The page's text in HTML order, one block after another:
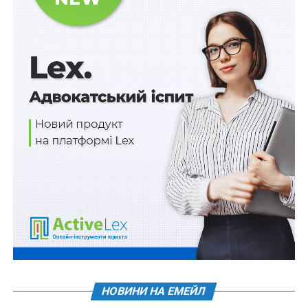
Положенням про Премію Кабінету Міністрів України
за вагомий внесок у забезпечення енергетичної
, затвердженим постановою від 18
лютого 2026 р. № 207.
Комітет, вирішуючи питання щодо висунення
кандидата на присудження Премії, бере до уваги
досягнення особи за останні 12 місяців, що
передують даті подання пропозиції про її висунення.
– особистий внесок у розвиток і забезпечення
енергетичної стійкості держави на місцевому або
загальнодержавному рівні;
– вагомість результатів діяльності (кількість
забезпечено стабільне живлення);
НОВИНИ НА ЕМЕЙЛ